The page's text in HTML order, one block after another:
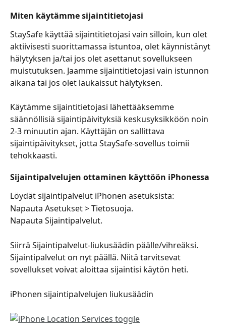
Miten käytämme sijaintitietojasi
StaySafe käyttää sijaintitietojasi vain silloin, kun olet
aktiivisesti suorittamassa istuntoa, olet käynnistänyt
hälytyksen ja/tai jos olet asettanut sovellukseen
muistutuksen. Jaamme sijaintitietojasi vain istunnon
aikana tai jos olet laukaissut hälytyksen.
Käytämme sijaintitietojasi lähettääksemme
säännöllisiä sijaintipäivityksiä keskusyksikköön noin
2-3 minuutin ajan. Käyttäjän on sallittava
sijaintipäivitykset, jotta StaySafe-sovellus toimii
tehokkaasti.
Sijaintipalvelujen ottaminen käyttöön iPhonessa
Löydät sijaintipalvelut iPhonen asetuksista:
Napauta Asetukset > Tietosuoja.
Napauta Sijaintipalvelut.
Siirrä Sijaintipalvelut-liukusäädin päälle/vihreäksi.
Sijaintipalvelut on nyt päällä. Niitä tarvitsevat
sovellukset voivat aloittaa sijaintisi käytön heti.
iPhonen sijaintipalvelujen liukusäädin